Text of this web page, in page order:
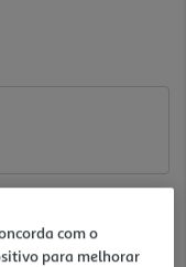
com o
para melhorar